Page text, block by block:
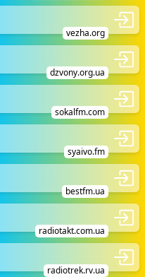
vezha.org
dzvony.org.ua
sokalfm.com
syaivo.fm
bestfm.ua
radiotakt.com.ua
radiotrek.rv.ua